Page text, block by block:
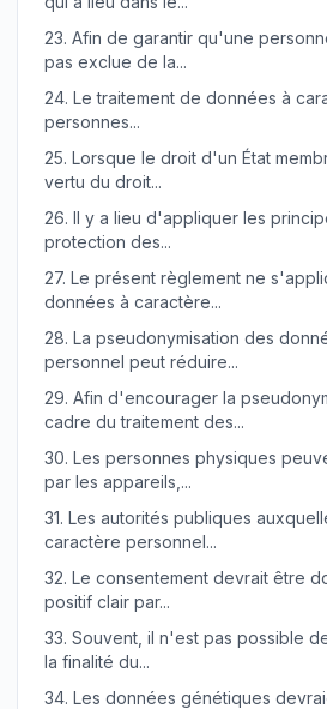
23. Afin de garantir qu'une
pas exclue de la...
24. Le traitement de données à
personnes...
25. Lorsque le droit d'un État
vertu du droit...
26. Il y a lieu d'appliquer les
protection des...
27. Le présent règlement ne
données à caractère...
28. La pseudonymisation des
personnel peut réduire...
29. Afin d'encourager la
cadre du traitement des...
30. Les personnes physiques
par les appareils,...
31. Les autorités publiques
caractère personnel...
32. Le consentement devrait être
positif clair par...
33. Souvent, il n'est pas possible
la finalité du...
34. Les données génétiques